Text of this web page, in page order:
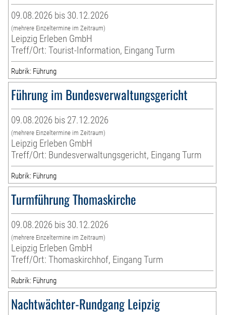
09.08.2026 bis 30.12.2026
(mehrere Einzeltermine im Zeitraum)
Leipzig Erleben GmbH
Treff/Ort: Tourist-Information, Eingang Turm
Rubrik: Führung
Führung im Bundesverwaltungsgericht
09.08.2026 bis 27.12.2026
(mehrere Einzeltermine im Zeitraum)
Leipzig Erleben GmbH
Treff/Ort: Bundesverwaltungsgericht, Eingang Turm
Rubrik: Führung
Turmführung Thomaskirche
09.08.2026 bis 30.12.2026
(mehrere Einzeltermine im Zeitraum)
Leipzig Erleben GmbH
Treff/Ort: Thomaskirchhof, Eingang Turm
Rubrik: Führung
Nachtwächter-Rundgang Leipzig